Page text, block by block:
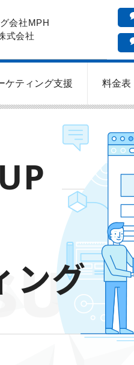
会社MPH
式会社
ケティング支援 料金表
ング